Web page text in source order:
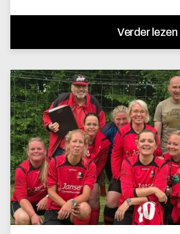
Verder lezen